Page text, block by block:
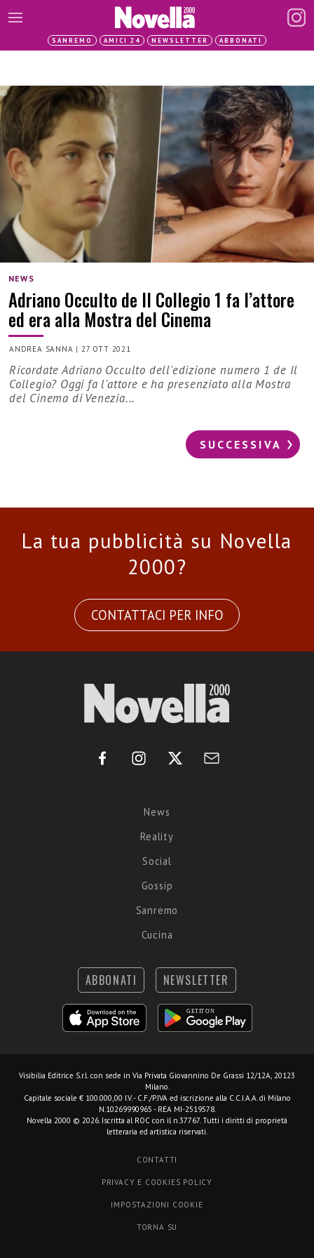
SANREMO AMICI 24 NEWSLETTER ABBONATI
NEWS
Adriano Occulto de Il Collegio 1 fa l’attore
ed era alla Mostra del Cinema
ANDREA SANNA |27 OTT 2021
Ricordate Adriano Occulto dell'edizione numero 1 de Il
Collegio? Oggi fa l'attore e ha presenziato alla Mostra
del Cinema di Venezia...
SUCCESSIVA
La tua pubblicità su Novella
2000?
CONTATTACI PER INFO
News
Reality
Social
Gossip
Sanremo
Cucina
ABBONATI NEWSLETTER
Visibilia Editrice S.r.l. con sede in Via Privata Giovannino De Grassi 12/12A, 20123
Milano.
Capitale sociale € 100.000,00 I.V. - C.F./P.IVA ed iscrizione alla C.C.I.A.A. di Milano
N.10269990965 - REA MI-2519578.
Novella 2000 © 2026. Iscritta al ROC con il n.37767. Tutti i diritti di proprietà
letteraria ed artistica riservati.
CONTATTI
PRIVACY E COOKIES POLICY
IMPOSTAZIONI COOKIE
TORNA SU